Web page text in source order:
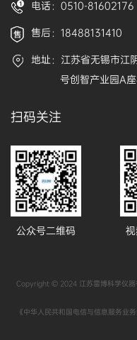
电话：0510-81602176
售后：18488131410
地址：江苏省无锡市江
号创智产业园A座4
扫码关注
公众号二维码
Copyright © 2024 江苏雷博科学仪器
《中华人民共和国电信与信息服务业务